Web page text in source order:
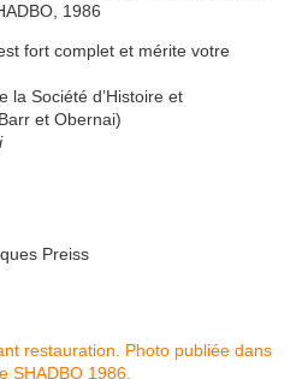
1986
fort complet et mérite votre
la Société d’Histoire et
et Obernai)
Preiss